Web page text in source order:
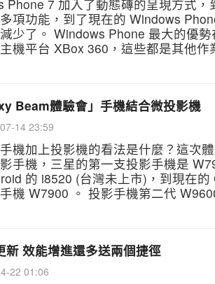
Phone 7 加入了動態磚的呈現方式
項功能，到了現在的 Windows
少了。 Windows Phone 最大的優
機平台 XBox 360，這些都是其他
Beam體驗會」手機結合微投影機
14 23:59
機加上投影機的看法是什麼？這次
手機，三星的第一支投影手機是
的 i8520 (台灣未上市)，到現在
機 W7900 。 投影手機第二代
效能增進還多送兩個捷徑
22 01:06